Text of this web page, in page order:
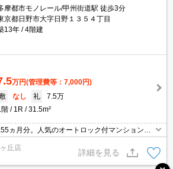
摩都市モノレール/甲州街道駅 徒歩3分
京都日野市大字日野１３５４丁目
13年
4階建
万円(管理費等：7,000円)
なし 礼
7.5万
階
1R 31.5m²
ヵ月分。人気のオートロック付マンション。
丘店
詳細を見る